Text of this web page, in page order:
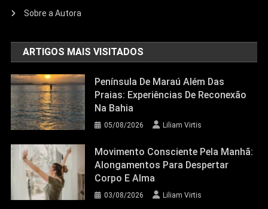
Sobre a Autora
ARTIGOS MAIS VISITADOS
Península De Maraú Além Das
Praias: Experiências De Reconexão
Na Bahia
05/08/2026 Liliam Virtis
Movimento Consciente Pela Manhã:
Alongamentos Para Despertar
Corpo E Alma
03/08/2026 Liliam Virtis